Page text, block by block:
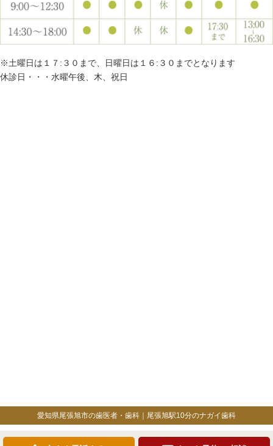
※土曜日は１７:３０まで、日曜日は１６:３０までとなります
休診日・・・水曜午後、木、祝日
愛知県尾張旭市の歯医者・歯科｜尾張旭駅10分のナガイ歯科